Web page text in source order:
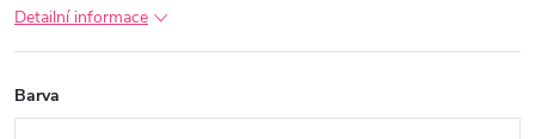
Detailní informace
Barva